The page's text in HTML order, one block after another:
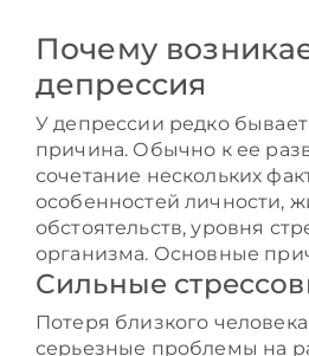
Почему
депрессия
У депрессии редко
причина. Обычно к ее
сочетание нескольких
особенностей личности,
обстоятельств, уровня
организма. Основные
Сильные
Потеря близкого
серьезные проблемы на